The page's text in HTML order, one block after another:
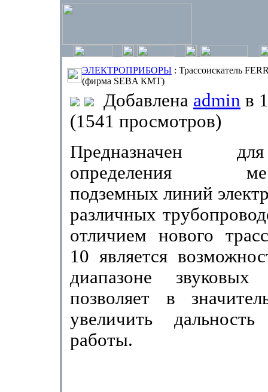
ЭЛЕКТРОПРИБОРЫ : Трассоискатель
(фирма SEBA КМТ)
Добавлена admin в
(1541 просмотров)
Предназначен
определения
подземных линий
различных
отличием нового
10 является
диапазоне
позволяет в
увеличить
работы.